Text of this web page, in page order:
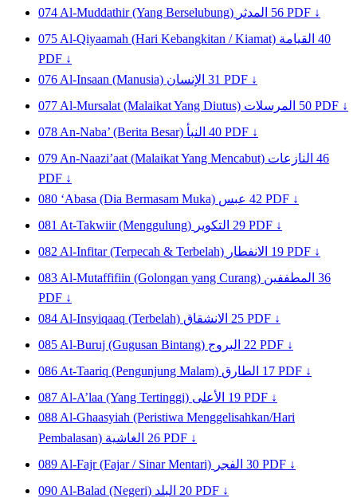
074 Al-Muddathir (Yang Berselubung) المدثر 56 PDF ↓
075 Al-Qiyaamah (Hari Kebangkitan / Kiamat) القيامة 40
PDF ↓
076 Al-Insaan (Manusia) الإنسان 31 PDF ↓
077 Al-Mursalat (Malaikat Yang Diutus) المرسلات 50 PDF ↓
078 An-Naba’ (Berita Besar) النبأ 40 PDF ↓
079 An-Naazi’aat (Malaikat Yang Mencabut) النازعات 46
PDF ↓
080 ‘Abasa (Dia Bermasam Muka) عبس 42 PDF ↓
081 At-Takwiir (Menggulung) التكوير 29 PDF ↓
082 Al-Infitar (Terpecah & Terbelah) الانفطار 19 PDF ↓
083 Al-Mutaffifiin (Golongan yang Curang) المطففين 36
PDF ↓
084 Al-Insyiqaaq (Terbelah) الانشقاق 25 PDF ↓
085 Al-Buruj (Gugusan Bintang) البروج 22 PDF ↓
086 At-Taariq (Pengunjung Malam) الطارق 17 PDF ↓
087 Al-A’laa (Yang Tertinggi) الأعلى 19 PDF ↓
088 Al-Ghaasyiah (Peristiwa Menggelisahkan/Hari
Pembalasan) الغاشية 26 PDF ↓
089 Al-Fajr (Fajar / Sinar Mentari) الفجر 30 PDF ↓
090 Al-Balad (Negeri) البلد 20 PDF ↓